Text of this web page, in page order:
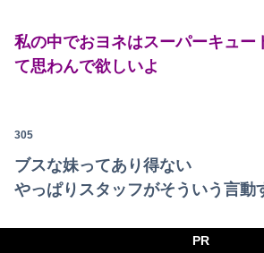
私の中でおヨネはスーパーキュー
て思わんで欲しいよ
305
ブスな妹ってあり得ない
やっぱりスタッフがそういう言
PR